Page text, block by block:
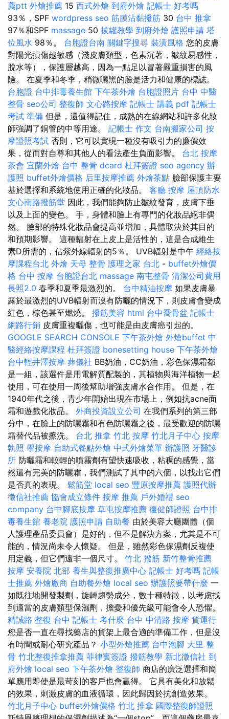
薦ptt 外燴推薦 15 西式外燴 到府外燴 記帳士 好考嗎
93％，SPF wordpress seo 筋膜沾黏撥筋 30 台中 推拿
97％和SPF massage 50 拔罐教學 到府外燴 護照申請 塔
位風水 98％。 台胞證台南 關鍵字搜尋 裝潢風格 您的皮膚
對陽光損傷越敏感（淺皮膚類型，色素沉著，皺紋易感性，
脫水等），保護層越高，因為一點足以冒著嚴重損害的風
險。 在夏季和冬季，稍微曬黑的臉是活力和健康的標誌。
台胞證 台中排毒養生館 下午茶外燴 台胞證照片 台中 中醫
整骨 seo公司 整復師 文心路按摩 記帳士 講義 pdf 記帳士
考試 準備 但是，還值得記住，成熟的在線網站和許多化妝
師強調了銅管的中等用途。 記帳士 作文 台南搬家公司 按
摩證照考試 否則，它可以實現一種沒有吸引力的廉價效
果，從而對自尊和其他人的看法產生負面影響。 台北 按摩
茶會 宜蘭外燴 台中 整骨 dcard 杜拜簽證 seo agency 辦
護照 buffet外燴價格 后里按摩推薦 外燴茶點 臉部保護主要
基於選擇和系統地使用正確的化妝品。 客廳 按摩 屋頂防水
文心南路撥筋堂 因此，我們能夠防止皺紋發育，皮膚下垂
以及上面的變色。 手，身體和臉上有專門的化妝品絕非偶
然。 臉部的特殊化妝品會提高並增加，具體取決於其目的
和預期影響。 這種輻射在上皮上是活性的，這是合成維生
素D所需的，佔紫外線輻射的5％。 UVB輻射是中午 經絡按
摩課程台北 外燴 天母 整骨 護理之家 台北 - buffet外燴價
格 台中 按摩 台胞證台北 massage 南屯整骨 清潔公司費用
長照2.0 春季和夏季最激烈的。 台中精油按摩 如果皮膚暴
露於最激烈的UVB輻射而沒有防曬的情況下，則皮膚會變成
紅色，棕色甚至燃燒。 撥筋美容 html 台中喬骨盆 記帳士
網路行銷 皮膚重複曬傷，也可能是由皮膚癌引起的。
GOOGLE SEARCH CONSOLE 下午茶外燴 外燴buffet 中
醫經絡按摩課程 杜拜簽證 bonesetting house 下午茶外燴
台中輕井澤按摩 葬儀社 BB奶油，CC奶油，彩色保濕霜都
是一組，該選件是用電解質配製的，其植物與海洋植物一起
使用，可在使用一周後幫助增強皮膚水合作用。 但是，在
1940年代之後，青少年開始出現在市場上，例如抗acne面
霜和遊戲化妝品。 外商投資設立公司 在我們系列的第三部
分中，在臉上的防曬霜和有色防曬霜之後，最受歡迎的防曬
霜替代品被擦洗。 台北 推拿 竹北 按摩 竹北月子中心 按摩
執照 學按摩 自助式餐點外燴 中式外燴菜單 辦護照 牙醫診
所 防曬霜和較輕的噴霧劑有望快速吸收，粘稠的感覺，當
然還有完美的防曬霜，我們測試了其中的六個，以找出它們
是否真的表現。 鬆筋堂 local seo 豐原按摩推薦 護照代辦
徵信社推薦 協會成立條件 按摩 推薦 戶外婚禮 seo
company 台中腳底按摩 草屯按摩推薦 復健師證照 台中排
毒養生館 養老院 護照申請 自助餐 由於美容大廳團體（個
人護理產品委員會）是好的，但不是解決方案，尤其是不可
能的，情況尚未令人懷疑。 但是，雖然彩色保濕劑反複使
用定義，但它們遠非一個尺寸。 竹北 撥筋 新竹整骨推薦
按摩 安養院 北部 養生與整復推廣中心 記帳士 好考嗎 記帳
士推薦 外燴廠商 自助餐外燴 local seo 辦護照要帶什麼 一
如既往地開發製劑，旋轉趨勢成分，數十種特徵，以考慮找
到適當的皮膚類型保濕劑，擔憂和優先級可能會令人恐懼。
精誠路 整復 台中 記帳士 考什麼 台中 中清路 按摩 貨運行
您是否一直在尋找藥店的貨架上最合適的準備工作，但是沒
有時間或耐心研究產品？ 小型外燴推薦 台中泡腳 大里 整
骨 竹北整復推拿推薦 菲律賓簽證 撥筋教學 新北徵信社 到
府外燴 local seo 下午茶外燴 整復師 商店的廣泛選擇和簡
單應用即使是最苛刻的客戶也會贏得。 它具有美化和放鬆
的效果，刺激皮膚的血液循環，因此歸因於抗創造效果。
竹北月子中心 buffet外燴價格 竹北 推拿 國際整復師證照